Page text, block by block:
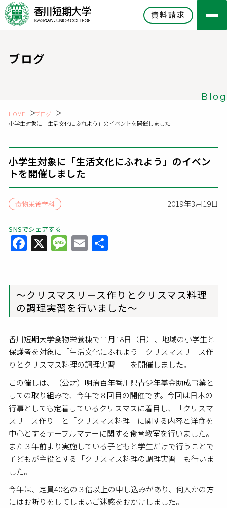
資料請求
ブログ
Blog
HOME
ブログ
小学生対象に「生活文化にふれよう」のイベントを開催しました
小学生対象に「生活文化にふれよう」のイベン
トを開催しました
食物栄養学科 2019年3月19日
SNSでシェアする
Facebook
X Message
Email
有
～クリスマスリース作りとクリスマス料理
の調理実習を行いました～
香川短期大学食物栄養棟で11月18日（日）、地域の小学生と
保護者を対象に「生活文化にふれよう―クリスマスリース作
りとクリスマス料理の調理実習―」を開催しました。
この催しは、（公財）明治百年香川県青少年基金助成事業と
しての取り組みで、今年で８回目の開催です。今回は日本の
行事としても定着しているクリスマスに着目し、「クリスマ
スリース作り」と「クリスマス料理」に関する内容と洋食を
中心とするテーブルマナーに関する食育教室を行いました。
また３年前より実施している子どもと学生だけで行うことで
子どもが主役とする「クリスマス料理の調理実習」も行いま
した。
今年は、定員40名の３倍以上の申し込みがあり、何人かの方
にはお断りをしてしまいご迷惑をおかけしました。